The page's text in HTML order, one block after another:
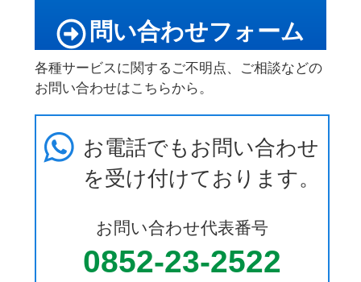
問い合わせフォーム
各種サービスに関するご不明点、ご相談などの
お問い合わせはこちらから。
お電話でもお問い合わせ
を受け付けております。
お問い合わせ代表番号
0852-23-2522